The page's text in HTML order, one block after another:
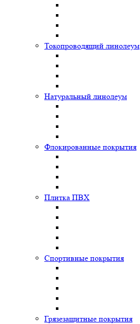
Токопроводящий линолеум
Натуральный линолеум
Флокированные покрытия
Плитка ПВХ
Спортивные покрытия
Грязезащитные покрытия